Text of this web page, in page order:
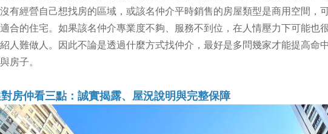
有經營自己想找房的區域，或該名仲介平時銷售的房屋類型是商用空間，
合的住宅。如果該名仲介專業度不夠、服務不到位，在人情壓力下可能也
人難做人。因此不論是透過什麼方式找仲介，最好是多問幾家才能提高命
房子。
房仲看三點：誠實揭露、屋況說明與完整保障